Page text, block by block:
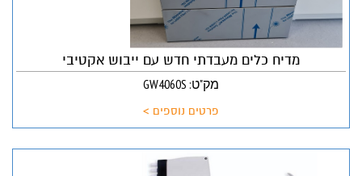
מדיח כלים מעבדתי חדש עם ייבוש אקטיבי
מק"ט: GW4060S
פרטים נוספים >